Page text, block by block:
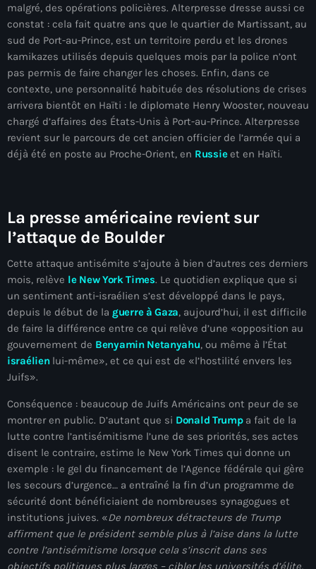
mars 2025
février 2025
janvier 2025
décembre 2024
novembre 2024
octobre 2024
août 2024
juillet 2024
juin 2024
mai 2024
Catégories
‘Pwogram Biden
“Viv Ansanm”
#freecarel
#HPK
#KPK
#NouBoukeTann
malgré, des opérations policières. Alterpresse dresse aussi ce
constat : cela fait quatre ans que le quartier de Martissant, au
sud de Port-au-Prince, est un territoire perdu et les drones
kamikazes utilisés depuis quelques mois par la police n’ont
pas permis de faire changer les choses. Enfin, dans ce
contexte, une personnalité habituée des résolutions de crises
arrivera bientôt en Haïti : le diplomate Henry Wooster, nouveau
chargé d’affaires des États-Unis à Port-au-Prince. Alterpresse
revient sur le parcours de cet ancien officier de l’armée qui a
déjà été en poste au Proche-Orient, en Russieet en Haïti.
La presse américaine revient sur
l’attaque de Boulder
Cette attaque antisémite s’ajoute à bien d’autres ces derniers
mois, relève le New York Times. Le quotidien explique que si
un sentiment anti-israélien s’est développé dans le pays,
depuis le début de la guerre à Gaza, aujourd’hui, il est difficile
de faire la différence entre ce qui relève d’une «opposition au
gouvernement de Benyamin Netanyahu, ou même à l’État
israélienlui-même», et ce qui est de «l’hostilité envers les
Juifs».
Conséquence : beaucoup de Juifs Américains ont peur de se
montrer en public. D’autant que si Donald Trumpa fait de la
lutte contre l’antisémitisme l’une de ses priorités, ses actes
disent le contraire, estime le New York Times qui donne un
exemple : le gel du financement de l’Agence fédérale qui gère
les secours d’urgence… a entraîné la fin d’un programme de
sécurité dont bénéficiaient de nombreuses synagogues et
institutions juives. «De nombreux détracteurs de Trump
affirment que le président semble plus à l’aise dans la lutte
contre l’antisémitisme lorsque cela s’inscrit dans ses
objectifs politiques plus larges – cibler les universités d’élite,